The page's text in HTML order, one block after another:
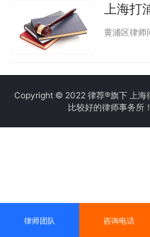
上海打
黄浦区律师
Copyright © 2022 律荐®旗下 上海
比较好的律师事务所！
律师团队 咨询电话